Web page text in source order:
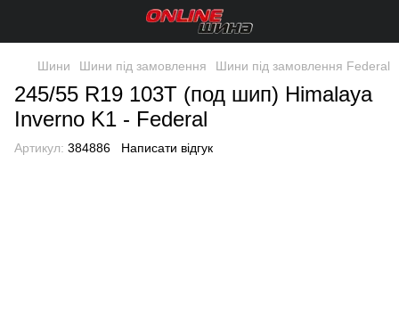
Шини Шини під замовлення Шини під замовлення Federal
245/55 R19 103T (под шип) Himalaya
Inverno K1 - Federal
Артикул: 384886 Написати відгук